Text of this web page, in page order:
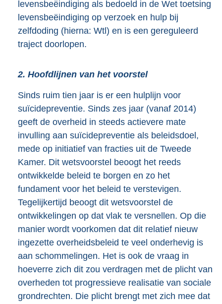
levensbeëindiging als bedoeld in de Wet toetsing
levensbeëindiging op verzoek en hulp bij
zelfdoding (hierna: Wtl) en is een gereguleerd
traject doorlopen.
2. Hoofdlijnen van het voorstel
Sinds ruim tien jaar is er een hulplijn voor
suïcidepreventie. Sinds zes jaar (vanaf 2014)
geeft de overheid in steeds actievere mate
invulling aan suïcidepreventie als beleidsdoel,
mede op initiatief van fracties uit de Tweede
Kamer. Dit wetsvoorstel beoogt het reeds
ontwikkelde beleid te borgen en zo het
fundament voor het beleid te verstevigen.
Tegelijkertijd beoogt dit wetsvoorstel de
ontwikkelingen op dat vlak te versnellen. Op die
manier wordt voorkomen dat dit relatief nieuw
ingezette overheidsbeleid te veel onderhevig is
aan schommelingen. Het is ook de vraag in
hoeverre zich dit zou verdragen met de plicht van
overheden tot progressieve realisatie van sociale
grondrechten. Die plicht brengt met zich mee dat